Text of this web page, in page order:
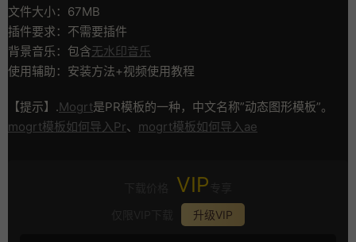
文件大小：67MB
插件要求：不需要插件
背景音乐：包含无水印音乐
使用辅助：安装方法+视频使用教程
【提示】.Mogrt是PR模板的一种，中文名称”动态图形模板”。
mogrt模板如何导入Pr、 mogrt模板如何导入ae
VIP
升级VIP